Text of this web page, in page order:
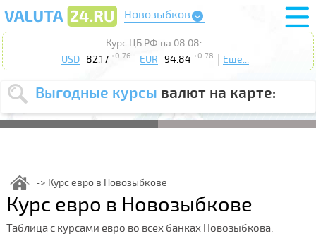
Новозыбков
Курс ЦБ РФ на 08.08:
USD
82.17 +0.76 EUR 94.84 +0.78 Еще...
Выгодные курсы валют на карте:
Выберите
USD EUR
курс от
Выберите
действие : Продать Купить
Курс евро в Новозыбкове
Курс евро в Новозыбкове
Таблица с курсами евро во всех банках Новозыбкова.